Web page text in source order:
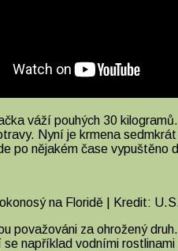
váží pouhých 30
Nyní je krmena
po nějakém čase vypuštěno
na Floridě | Kredit:
považováni za ohrožený
se například vodními